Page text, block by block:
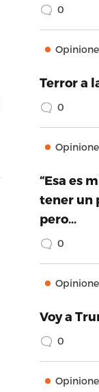
0
Terror a
0
“Esa es
tener un
pero…
0
Voy a
0